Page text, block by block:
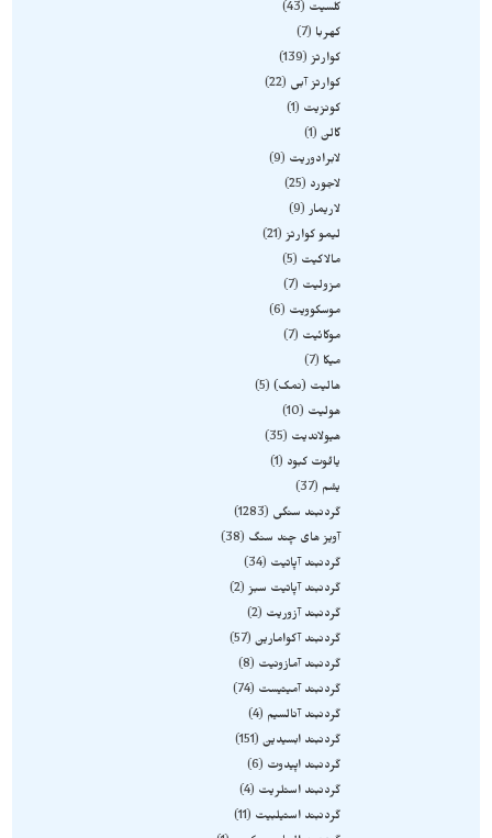
کلسیت
43
کهربا
7
کوارتز
139
کوارتز آبی
22
کونزیت
1
گالن 1
لابرادوریت
9
لاجورد
25
لاریمار
9
لیمو کوارتز
21
مالاکیت
5
مزولیت
7
موسکوویت
6
موکائیت
7
میکا
7
هالیت (نمک) 5
هولیت
10
هیولاندیت
35
یاقوت کبود
1
یشم
37
گردنبند سنگی
1283
آویز های چند سنگ
38
گردنبند آپاتیت
34
گردنبند آپاتیت سبز
2
گردنبند آزوریت
2
گردنبند آکوامارین 57
گردنبند آمازونیت
8
گردنبند آمیتیست
74
گردنبند آنالسیم
4
گردنبند ابسیدین 151
گردنبند اپیدوت
6
گردنبند استلریت
4
گردنبند استیلبیت
11